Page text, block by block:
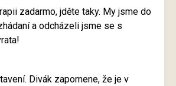
zadarmo, jděte taky. My jsme do
a odcházeli jsme se s
Divák zapomene, že je v